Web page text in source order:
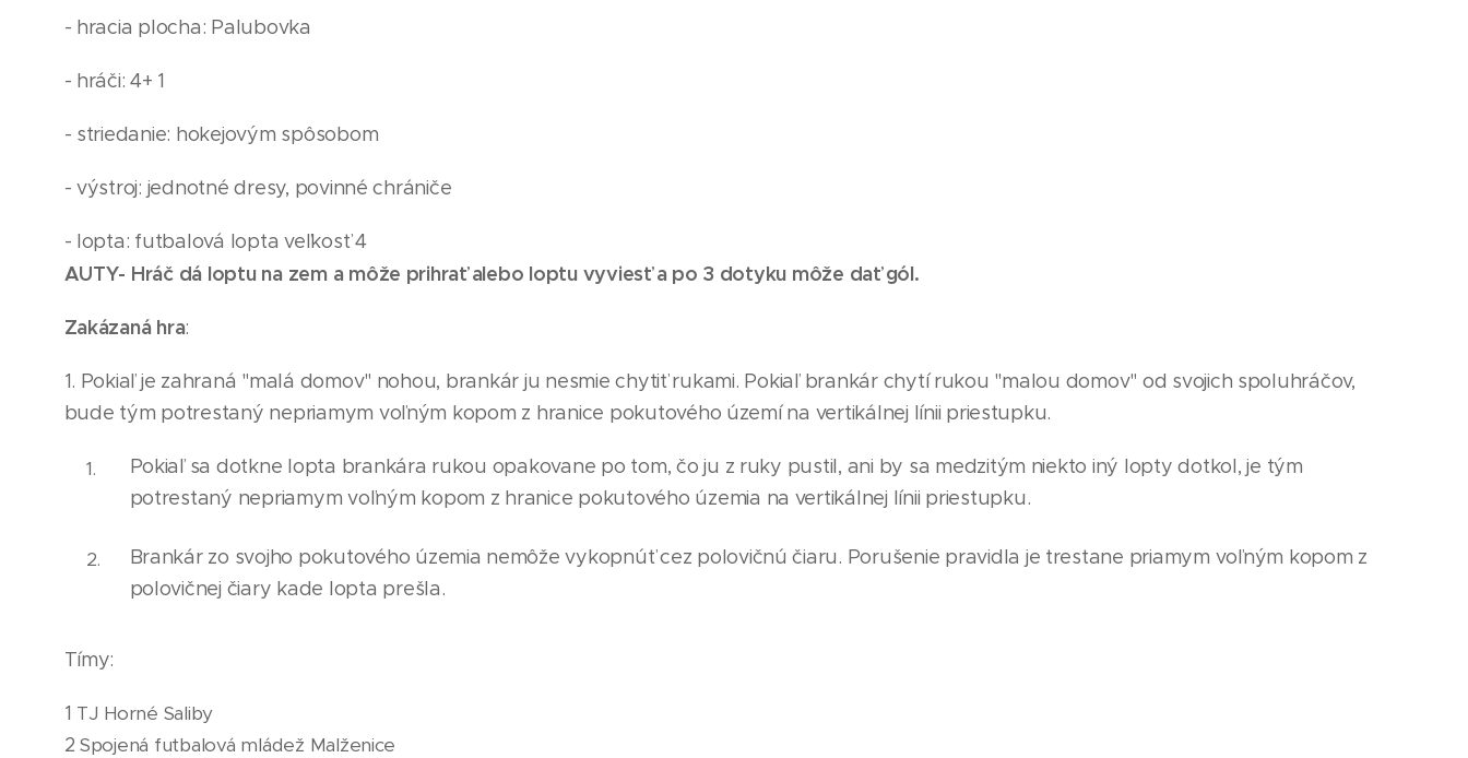
- hracia plocha: Palubovka
- hráči: 4+ 1
- striedanie: hokejovým spôsobom
- výstroj: jednotné dresy, povinné chrániče
- lopta: futbalová lopta veľkosť 4
AUTY- Hráč dá loptu na zem a môže prihrať alebo loptu vyviesť a po 3 dotyku môže dať gól.
Zakázaná hra:
1. Pokiaľ je zahraná "malá domov" nohou, brankár ju nesmie chytiť rukami. Pokiaľ brankár chytí rukou "malou domov" od svojich spoluhráčov,
bude tým potrestaný nepriamym voľným kopom z hranice pokutového území na vertikálnej línii priestupku.
Pokiaľ sa dotkne lopta brankára rukou opakovane po tom, čo ju z ruky pustil, ani by sa medzitým niekto iný lopty dotkol, je tým
potrestaný nepriamym voľným kopom z hranice pokutového územia na vertikálnej línii priestupku.
Brankár zo svojho pokutového územia nemôže vykopnúť cez polovičnú čiaru. Porušenie pravidla je trestane priamym voľným kopom z
polovičnej čiary kade lopta prešla.
Tímy:
1 TJ Horné Saliby
2 Spojená futbalová mládež Malženice